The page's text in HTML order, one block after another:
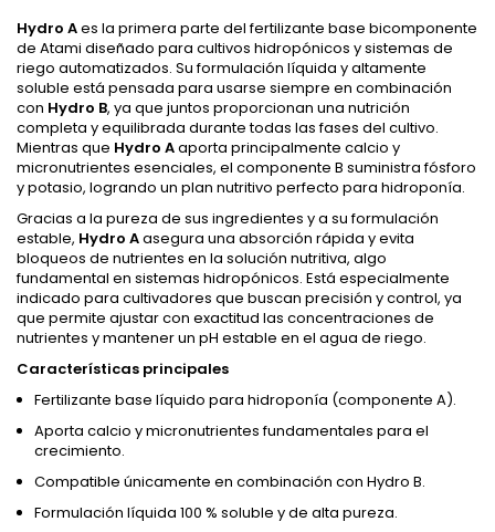
Hydro Aes la primera parte del fertilizante base bicomponente
de Atami diseñado para cultivos hidropónicos y sistemas de
riego automatizados. Su formulación líquida y altamente
soluble está pensada para usarse siempre en combinación
con Hydro B, ya que juntos proporcionan una nutrición
completa y equilibrada durante todas las fases del cultivo.
Mientras que Hydro Aaporta principalmente calcio y
micronutrientes esenciales, el componente B suministra fósforo
y potasio, logrando un plan nutritivo perfecto para hidroponía.
Gracias a la pureza de sus ingredientes y a su formulación
estable, Hydro Aasegura una absorción rápida y evita
bloqueos de nutrientes en la solución nutritiva, algo
fundamental en sistemas hidropónicos. Está especialmente
indicado para cultivadores que buscan precisión y control, ya
que permite ajustar con exactitud las concentraciones de
nutrientes y mantener un pH estable en el agua de riego.
Características principales
Fertilizante base líquido para hidroponía (componente A).
Aporta calcio y micronutrientes fundamentales para el
crecimiento.
Compatible únicamente en combinación con Hydro B.
Formulación líquida 100 % soluble y de alta pureza.